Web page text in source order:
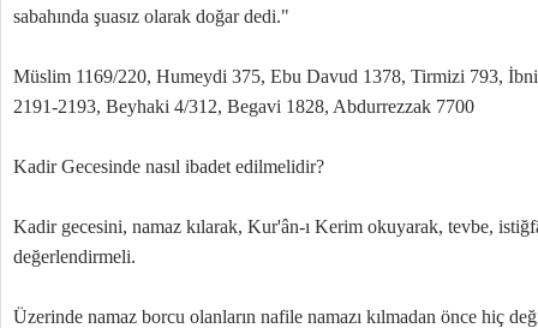
sabahında şuasız olarak doğar dedi."
Müslim 1169/220, Humeydi 375, Ebu Davud 1378, Tirmizi 793,
2191-2193, Beyhaki 4/312, Begavi 1828, Abdurrezzak 7700
Kadir Gecesinde nasıl ibadet edilmelidir?
Kadir gecesini, namaz kılarak, Kur'ân-ı Kerim okuyarak, tevbe,
değerlendirmeli.
Üzerinde namaz borcu olanların nafile namazı kılmadan önce hiç